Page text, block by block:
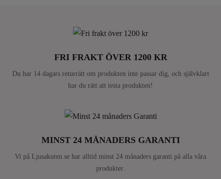
FRI FRAKT ÖVER 1200 KR
Du har 14 dagars returrätt om produkten inte passar dig, och självklart
har du rätt att testa produkten!
MINST 24 MÅNADERS GARANTI
Vi på Ljusakuten.se har alltid minst 24 månaders garanti på alla våra
produkter.